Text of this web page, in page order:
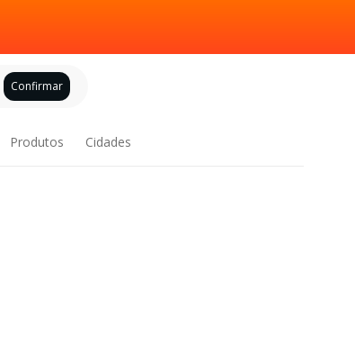
Confirmar
Produtos Cidades